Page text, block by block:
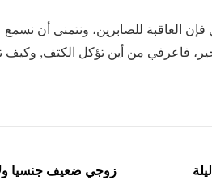
العاقبة للصابرين، ونتمنى أن
فاعرفي من أين تؤكل الكتف, وكيف
زوجي ضعيف جنسيا